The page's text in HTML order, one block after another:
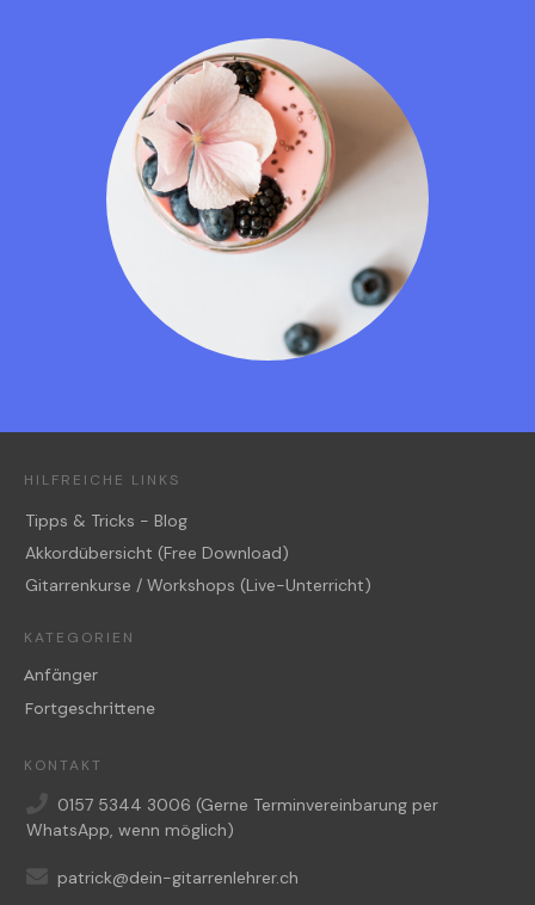
HILFREICHE LINKS
Tipps & Tricks - Blog
Akkordübersicht (Free Download)
Gitarrenkurse / Workshops (Live-Unterricht)
KATEGORIEN
Anfänger
Fortgeschrittene
KONTAKT
0157 5344 3006 (Gerne Terminvereinbarung per
WhatsApp, wenn möglich)
patrick@dein-gitarrenlehrer.ch